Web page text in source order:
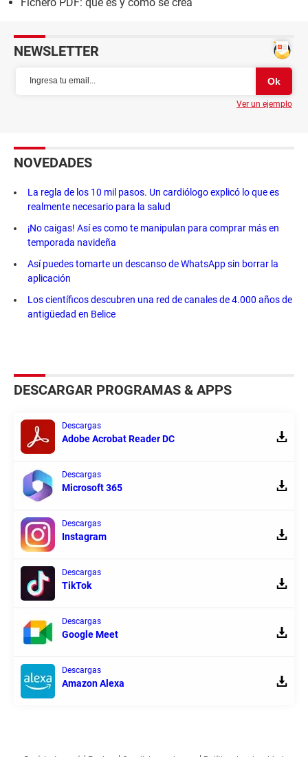
NEWSLETTER
Ver un ejemplo
NOVEDADES
La regla de los 10 mil pasos. Un cardiólogo explicó lo que es
realmente necesario para la salud
¡No caigas! Así es como te manipulan para comprar más en
temporada navideña
Así puedes tomarte un descanso de WhatsApp sin borrar la
aplicación
Los científicos descubren una red de canales de 4.000 años de
antigüedad en Belice
DESCARGAR PROGRAMAS & APPS
Descargas
Adobe Acrobat Reader DC
Descargas
Microsoft 365
Descargas
Instagram
Descargas
TikTok
Descargas
Google Meet
Descargas
Amazon Alexa